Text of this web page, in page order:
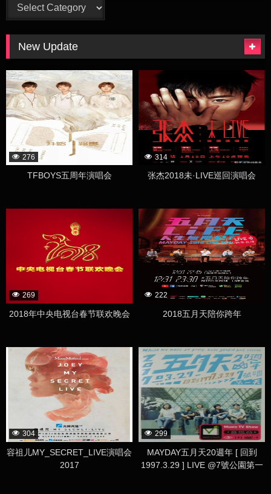
Categories
New Update
276
TFBOYS五周年演唱会
314
张杰2018未·LIVE巡回演唱会
269
2018年中央电视台春节联欢晚会
222
2018五月天陪你跨年
304
容祖儿MY_SECRET_LIVE演唱会
2017
299
MAYDAY五月天20週年 [ 回到
1997.3.29 ] LIVE @7號公園第一